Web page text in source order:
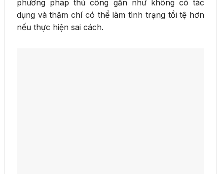
phương pháp thủ công gần như không có tác
dụng và thậm chí có thể làm tình trạng tồi tệ hơn
nếu thực hiện sai cách.